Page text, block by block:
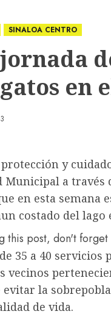
SINALOA CENTRO
en
protección y
Municipal a través
en esta semana
costado del lago
this post, don't
35 a 40
vecinos
evitar la
de vida.